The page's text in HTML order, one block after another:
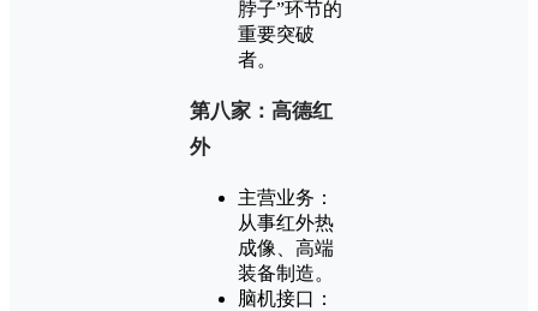
脖子”环节的
重要突破
者。
第八家：高德红
外
主营业务：
从事红外热
成像、高端
装备制造。
脑机接口：